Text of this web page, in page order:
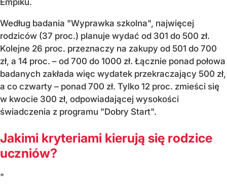
Według badania "Wyprawka szkolna", najwięcej
rodziców (37 proc.) planuje wydać od 301 do 500 zł.
Kolejne 26 proc. przeznaczy na zakupy od 501 do 700
zł, a 14 proc. – od 700 do 1000 zł. Łącznie ponad połowa
badanych zakłada więc wydatek przekraczający 500 zł,
a co czwarty – ponad 700 zł. Tylko 12 proc. zmieści się
w kwocie 300 zł, odpowiadającej wysokości
świadczenia z programu "Dobry Start".
Jakimi kryteriami kierują się rodzice
uczniów?
"